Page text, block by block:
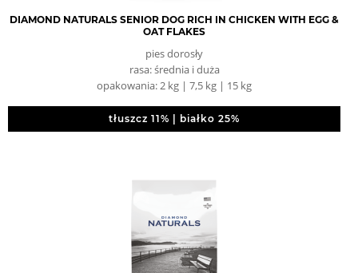
DIAMOND NATURALS SENIOR DOG RICH IN CHICKEN WITH EGG &
OAT FLAKES
pies dorosły
rasa: średnia i duża
opakowania: 2 kg | 7,5 kg | 15 kg
tłuszcz 11% | białko 25%